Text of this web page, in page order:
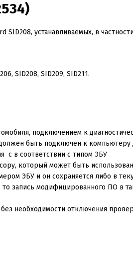
)
SID208, устанавливаемых, в
206, SID208, SID209, SID211.
подключением к
должен быть подключен к
с в соответствии с типом ЭБУ
который может быть
ЭБУ и он сохраняется либо в
запись модифицированного ПО в
необходимости отключения